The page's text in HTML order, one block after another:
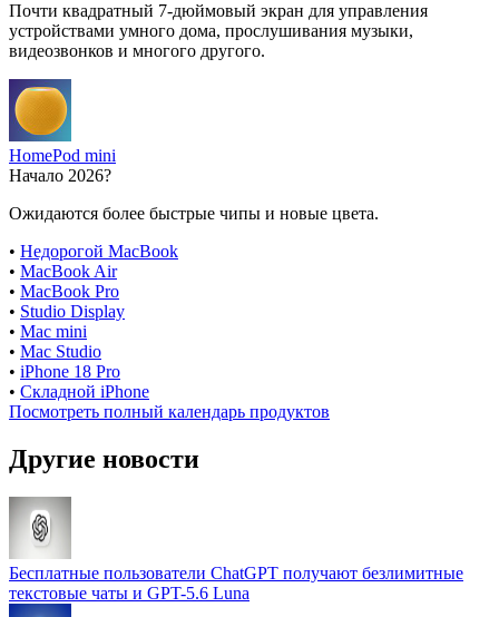
Почти квадратный 7-дюймовый экран для управления
устройствами умного дома, прослушивания музыки,
видеозвонков и многого другого.
HomePod mini
Начало 2026?
Ожидаются более быстрые чипы и новые цвета.
• Недорогой MacBook
• MacBook Air
• MacBook Pro
• Studio Display
• Mac mini
• Mac Studio
• iPhone 18 Pro
• Складной iPhone
Посмотреть полный календарь продуктов
Другие новости
Бесплатные пользователи ChatGPT получают безлимитные
текстовые чаты и GPT-5.6 Luna